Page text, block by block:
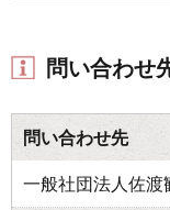
問い合わせ
問い合わせ先
一般社団法人佐